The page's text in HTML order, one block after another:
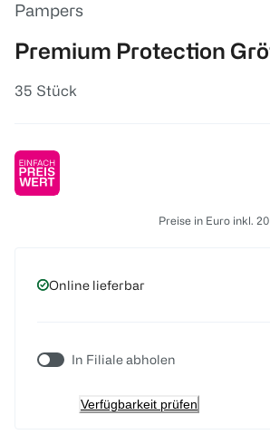
Pampers
Premium Protection
35 Stück
Preise in Euro inkl.
Online lieferbar
In Filiale abholen
Verfügbarkeit prüfen